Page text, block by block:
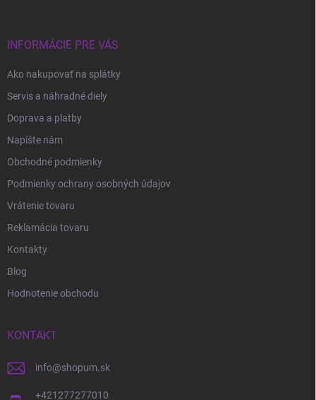
INFORMÁCIE PRE VÁS
Ako nakupovať na splátky
Servis a náhradné diely
Doprava a platby
Napíšte nám
Obchodné podmienky
Podmienky ochrany osobných údajov
Vrátenie tovaru
Reklamácia tovaru
Kontakty
Blog
Hodnotenie obchodu
KONTAKT
info@shopum.sk
+421277277010